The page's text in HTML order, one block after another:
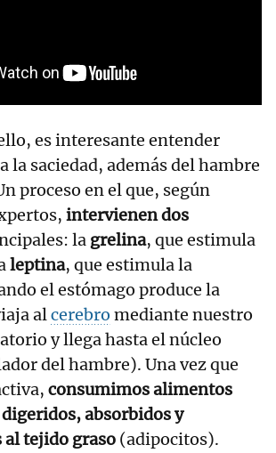
es interesante entender
la saciedad, además del hambre
proceso en el que, según
intervienen dos
la grelina, que estimula
leptina, que estimula la
el estómago produce la
alcerebro mediante nuestro
y llega hasta el núcleo
del hambre). Una vez que
consumimos alimentos
digeridos, absorbidos y
tejido graso (adipocitos).